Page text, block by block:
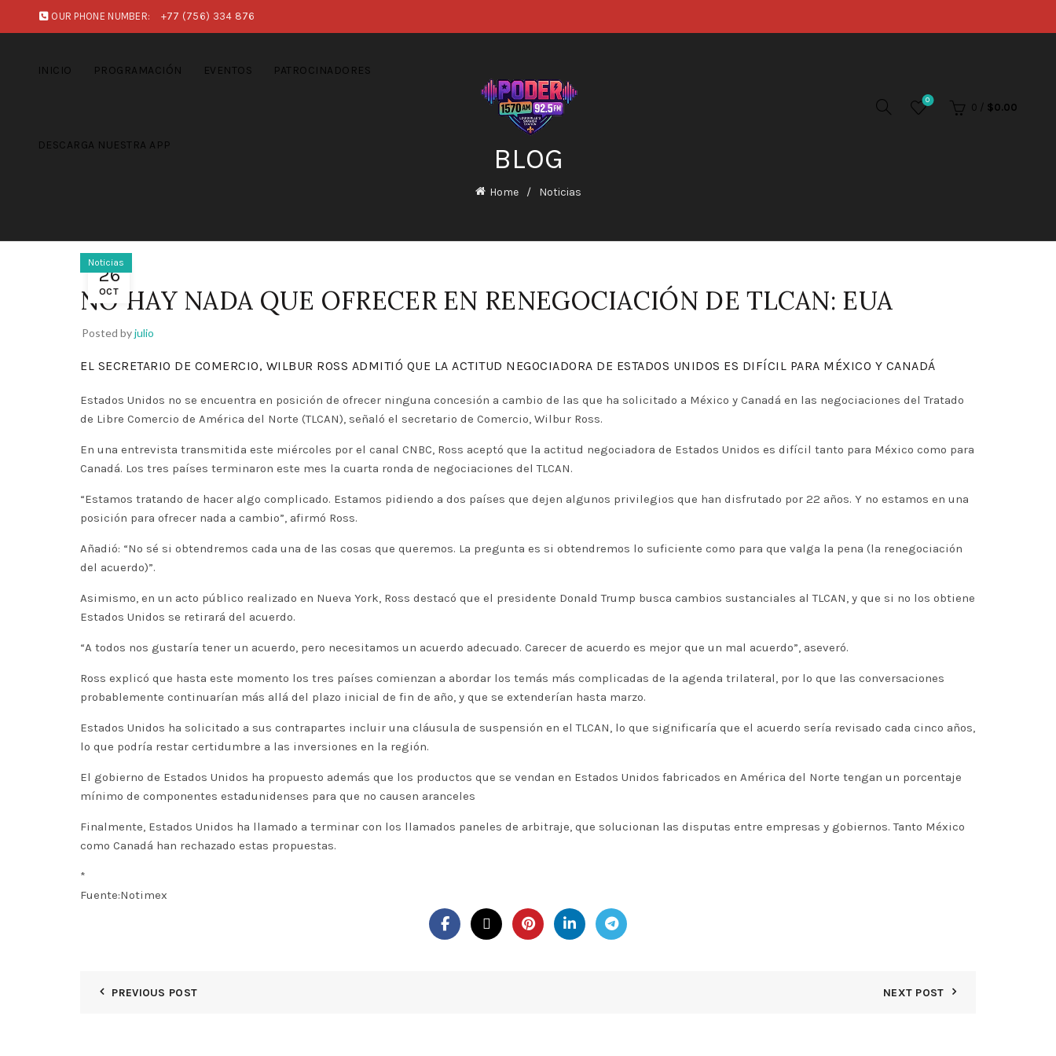
OUR PHONE NUMBER: +77 (756) 334 876
INICIO PROGRAMACIÓN EVENTOS PATROCINADORES
DESCARGA NUESTRA APP
0
0 / $0.00
BLOG
Home Noticias
26
OCT
Noticias
NO HAY NADA QUE OFRECER EN RENEGOCIACIÓN DE TLCAN: EUA
Posted byjulio
EL SECRETARIO DE COMERCIO, WILBUR ROSS ADMITIÓ QUE LA ACTITUD NEGOCIADORA DE ESTADOS UNIDOS ES DIFÍCIL PARA MÉXICO Y CANADÁ
Estados Unidos no se encuentra en posición de ofrecer ninguna concesión a cambio de las que ha solicitado a México y Canadá en las negociaciones del Tratado
de Libre Comercio de América del Norte (TLCAN), señaló el secretario de Comercio, Wilbur Ross.
En una entrevista transmitida este miércoles por el canal CNBC, Ross aceptó que la actitud negociadora de Estados Unidos es difícil tanto para México como para
Canadá. Los tres países terminaron este mes la cuarta ronda de negociaciones del TLCAN.
“Estamos tratando de hacer algo complicado. Estamos pidiendo a dos países que dejen algunos privilegios que han disfrutado por 22 años. Y no estamos en una
posición para ofrecer nada a cambio”, afirmó Ross.
Añadió: “No sé si obtendremos cada una de las cosas que queremos. La pregunta es si obtendremos lo suficiente como para que valga la pena (la renegociación
del acuerdo)”.
Asimismo, en un acto público realizado en Nueva York, Ross destacó que el presidente Donald Trump busca cambios sustanciales al TLCAN, y que si no los obtiene
Estados Unidos se retirará del acuerdo.
“A todos nos gustaría tener un acuerdo, pero necesitamos un acuerdo adecuado. Carecer de acuerdo es mejor que un mal acuerdo”, aseveró.
Ross explicó que hasta este momento los tres países comienzan a abordar los temás más complicadas de la agenda trilateral, por lo que las conversaciones
probablemente continuarían más allá del plazo inicial de fin de año, y que se extenderían hasta marzo.
Estados Unidos ha solicitado a sus contrapartes incluir una cláusula de suspensión en el TLCAN, lo que significaría que el acuerdo sería revisado cada cinco años,
lo que podría restar certidumbre a las inversiones en la región.
El gobierno de Estados Unidos ha propuesto además que los productos que se vendan en Estados Unidos fabricados en América del Norte tengan un porcentaje
mínimo de componentes estadunidenses para que no causen aranceles
Finalmente, Estados Unidos ha llamado a terminar con los llamados paneles de arbitraje, que solucionan las disputas entre empresas y gobiernos. Tanto México
como Canadá han rechazado estas propuestas.
*
Fuente:Notimex
PREVIOUS POST NEXT POST